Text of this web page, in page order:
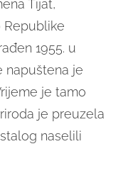
Tijat,
Republike
1955. u
napuštena je
je tamo
je preuzela
naselili